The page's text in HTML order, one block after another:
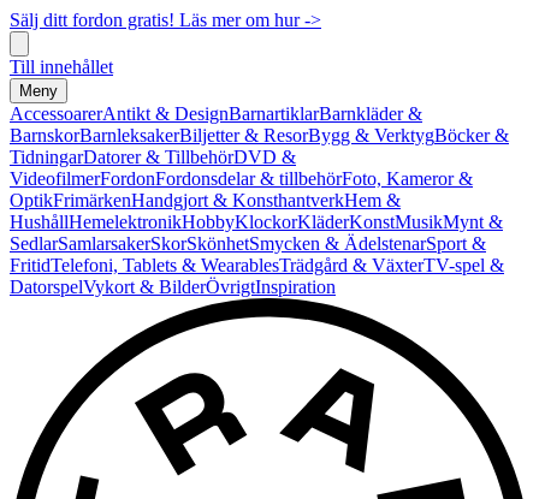
Sälj ditt fordon gratis! Läs mer om hur ->
Till innehållet
Meny
AccessoarerAntikt & DesignBarnartiklarBarnkläder &
BarnskorBarnleksakerBiljetter & ResorBygg & VerktygBöcker &
TidningarDatorer & TillbehörDVD &
VideofilmerFordonFordonsdelar & tillbehörFoto, Kameror &
OptikFrimärkenHandgjort & KonsthantverkHem &
HushållHemelektronikHobbyKlockorKläderKonstMusikMynt &
SedlarSamlarsakerSkorSkönhetSmycken & ÄdelstenarSport &
FritidTelefoni, Tablets & WearablesTrädgård & VäxterTV-spel &
DatorspelVykort & BilderÖvrigtInspiration